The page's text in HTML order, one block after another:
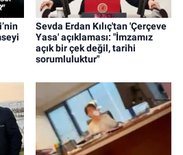
Sevda Erdan Kılıç'tan 'Çerçeve
Yasa' açıklaması: "İmzamız
açık bir çek değil, tarihi
sorumluluktur"